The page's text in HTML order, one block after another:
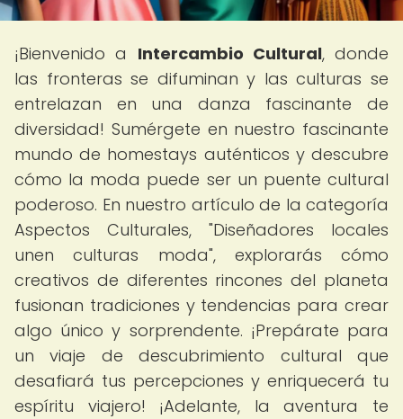
¡Bienvenido a Intercambio Cultural, donde
las fronteras se difuminan y las culturas se
entrelazan en una danza fascinante de
diversidad! Sumérgete en nuestro fascinante
mundo de homestays auténticos y descubre
cómo la moda puede ser un puente cultural
poderoso. En nuestro artículo de la categoría
Aspectos Culturales, "Diseñadores locales
unen culturas moda", explorarás cómo
creativos de diferentes rincones del planeta
fusionan tradiciones y tendencias para crear
algo único y sorprendente. ¡Prepárate para
un viaje de descubrimiento cultural que
desafiará tus percepciones y enriquecerá tu
espíritu viajero! ¡Adelante, la aventura te